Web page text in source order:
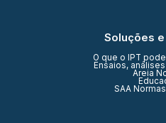
Soluções
O que o IPT
Ensaios,
Areia
SAA